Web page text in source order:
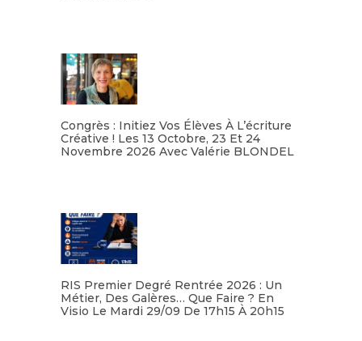
Congrès : Initiez Vos Élèves À L’écriture
Créative ! Les 13 Octobre, 23 Et 24
Novembre 2026 Avec Valérie BLONDEL
RIS Premier Degré Rentrée 2026 : Un
Métier, Des Galères… Que Faire ? En
Visio Le Mardi 29/09 De 17h15 À 20h15